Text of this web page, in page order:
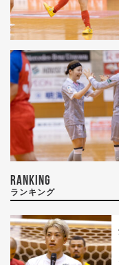
RANKING
ランキング